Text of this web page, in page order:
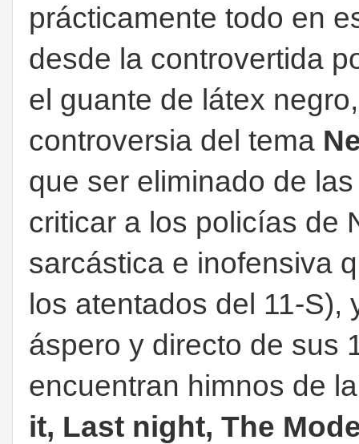
prácticamente todo en
desde la controvertida
el guante de látex
controversia del tema
que ser eliminado de
criticar a los policías de
sarcástica e inofensiva
los atentados del 11-S),
áspero y directo de sus
encuentran himnos de
it, Last night, The